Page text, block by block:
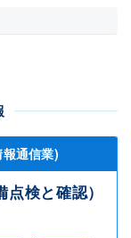
通信業)
検と確認）